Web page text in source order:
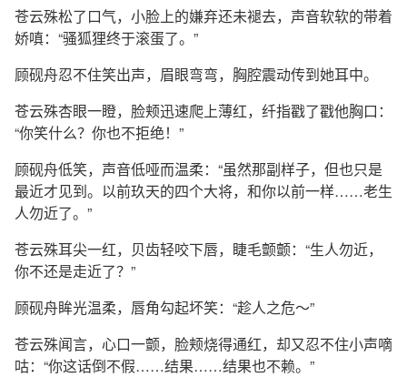
苍云殊松了口气，小脸上的嫌弃还未褪去，声音软软的带着
娇嗔：“骚狐狸终于滚蛋了。”
顾砚舟忍不住笑出声，眉眼弯弯，胸腔震动传到她耳中。
苍云殊杏眼一瞪，脸颊迅速爬上薄红，纤指戳了戳他胸口：
“你笑什么？你也不拒绝！”
顾砚舟低笑，声音低哑而温柔：“虽然那副样子，但也只是
最近才见到。以前玖天的四个大将，和你以前一样……老生
人勿近了。”
苍云殊耳尖一红，贝齿轻咬下唇，睫毛颤颤：“生人勿近，
你不还是走近了？”
顾砚舟眸光温柔，唇角勾起坏笑：“趁人之危～”
苍云殊闻言，心口一颤，脸颊烧得通红，却又忍不住小声嘀
咕：“你这话倒不假……结果……结果也不赖。”